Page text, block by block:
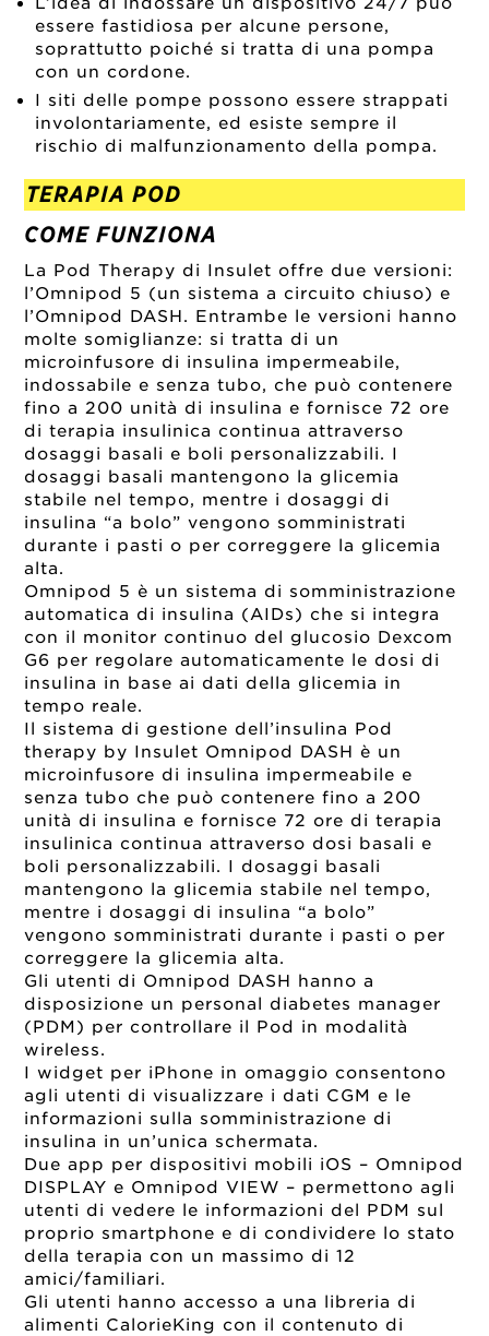
essere fastidiosa per alcune persone,
soprattutto poiché si tratta di una pompa
con un cordone.
I siti delle pompe possono essere strappati
involontariamente, ed esiste sempre il
rischio di malfunzionamento della pompa.
TERAPIA POD
COME FUNZIONA
La Pod Therapy di Insulet offre due versioni:
l’Omnipod 5 (un sistema a circuito chiuso) e
l’Omnipod DASH. Entrambe le versioni hanno
molte somiglianze: si tratta di un
microinfusore di insulina impermeabile,
indossabile e senza tubo, che può contenere
fino a 200 unità di insulina e fornisce 72 ore
di terapia insulinica continua attraverso
dosaggi basali e boli personalizzabili. I
dosaggi basali mantengono la glicemia
stabile nel tempo, mentre i dosaggi di
insulina “a bolo” vengono somministrati
durante i pasti o per correggere la glicemia
alta.
Omnipod 5 è un sistema di somministrazione
automatica di insulina (AIDs) che si integra
con il monitor continuo del glucosio Dexcom
G6 per regolare automaticamente le dosi di
insulina in base ai dati della glicemia in
tempo reale.
Il sistema di gestione dell’insulina Pod
therapy by Insulet Omnipod DASH è un
microinfusore di insulina impermeabile e
senza tubo che può contenere fino a 200
unità di insulina e fornisce 72 ore di terapia
insulinica continua attraverso dosi basali e
boli personalizzabili. I dosaggi basali
mantengono la glicemia stabile nel tempo,
mentre i dosaggi di insulina “a bolo”
vengono somministrati durante i pasti o per
correggere la glicemia alta.
Gli utenti di Omnipod DASH hanno a
disposizione un personal diabetes manager
(PDM) per controllare il Pod in modalità
wireless.
I widget per iPhone in omaggio consentono
agli utenti di visualizzare i dati CGM e le
informazioni sulla somministrazione di
insulina in un’unica schermata.
Due app per dispositivi mobili iOS – Omnipod
DISPLAY e Omnipod VIEW – permettono agli
utenti di vedere le informazioni del PDM sul
proprio smartphone e di condividere lo stato
della terapia con un massimo di 12
amici/familiari.
Gli utenti hanno accesso a una libreria di
alimenti CalorieKing con il contenuto di